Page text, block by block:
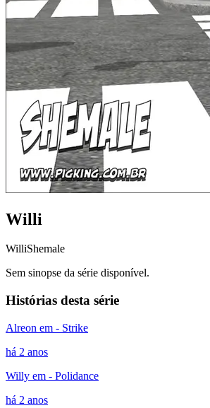
Willi
WilliShemale
Sem sinopse da série disponível.
Histórias desta série
Alreon em - Strike
há 2 anos
Willy em - Polidance
há 2 anos